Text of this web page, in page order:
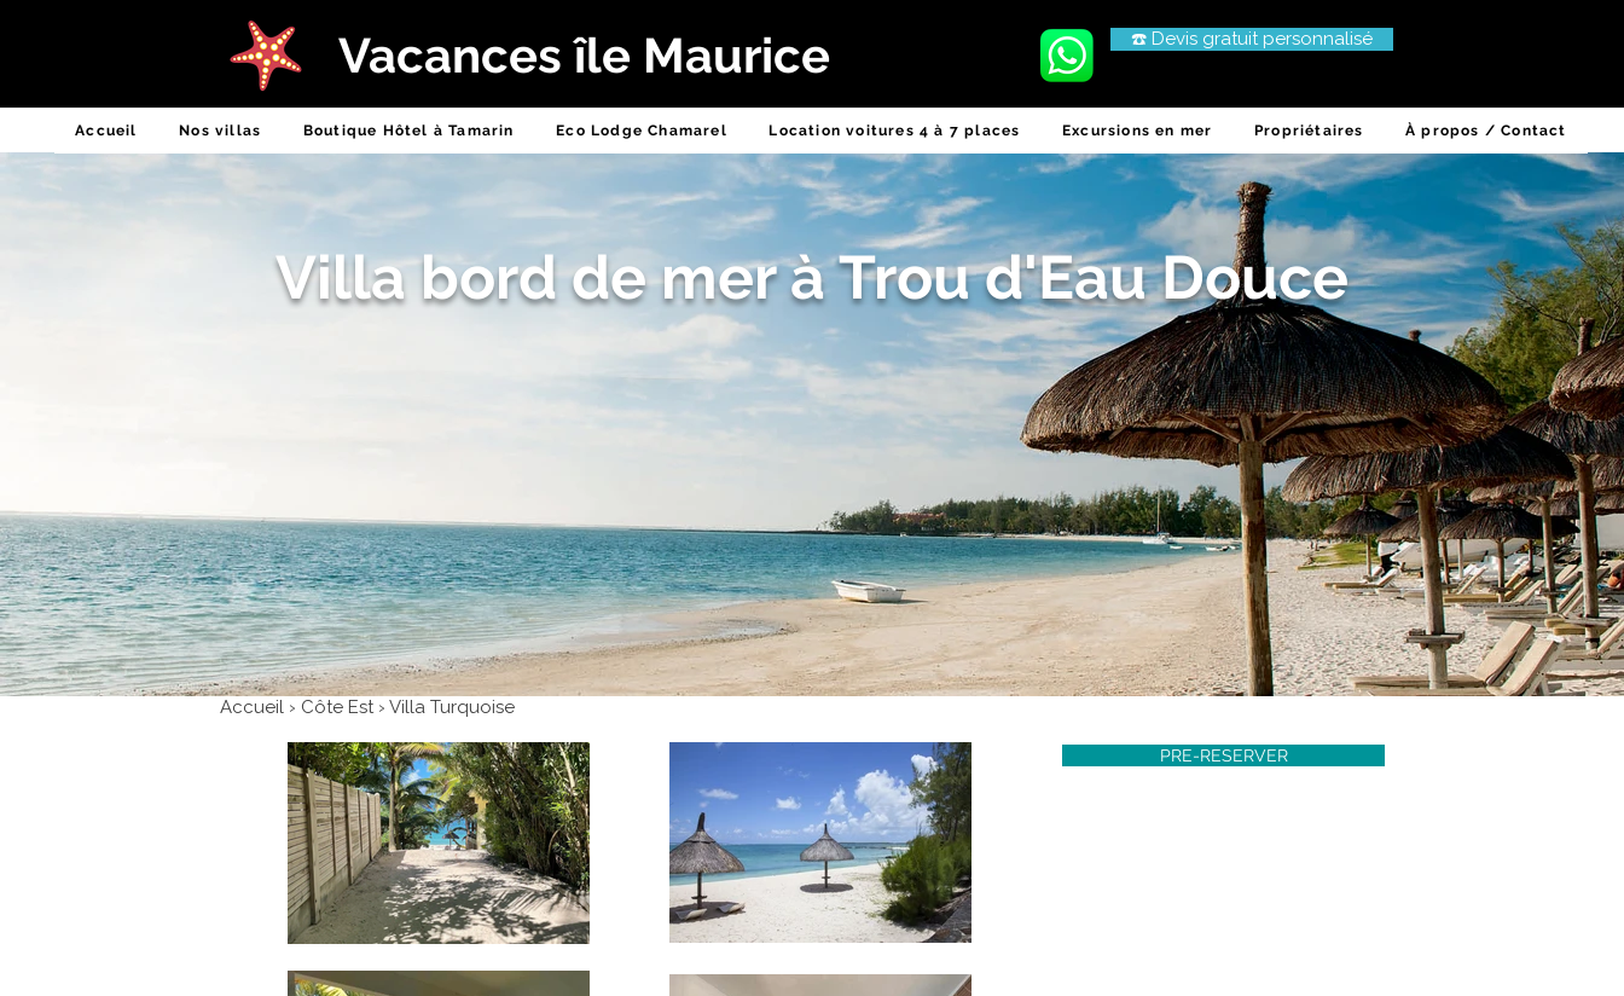
Vacances île Maurice ☎️ Devis gratuit personnalisé
Accueil Nos villas Boutique Hôtel à Tamarin Eco Lodge Chamarel Location voitures 4 à 7 places Excursions en mer Propriétaires À propos / Contact
Certificat d'Excellence 2016
Villa bord de mer à Trou d'Eau Douce
Accueil › Côte Est › Villa Turquoise
PRE-RESERVER